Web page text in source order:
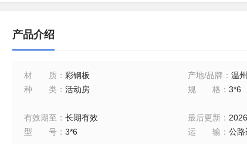
产品介绍
材质 ： 彩钢板 产地/品牌 ： 温
种类 ： 活动房 规格 ： 3*6
有效期至 ： 长期有效 最后更新：
型号 ： 3*6 运输 ： 公路